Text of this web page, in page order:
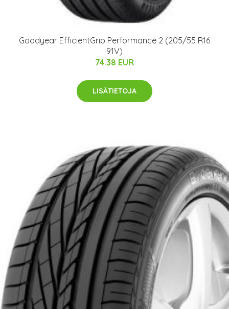
Goodyear EfficientGrip Performance 2 (205/55 R16
91V)
74.38 EUR
LISÄTIETOJA